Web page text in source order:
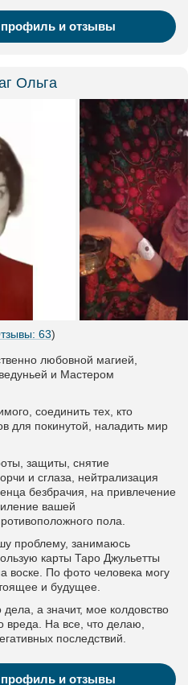
и отзывы
Ольга
63)
любовной магией,
и Мастером
соединить тех, кто
для покинутой, наладить мир
защиты, снятие
и сглаза, нейтрализация
безбрачия, на привлечение
вашей
пола.
проблему, занимаюсь
карты Таро Джульетты
воске. По фото человека могу
и будущее.
а значит, мое колдовство
вреда. На все, что делаю,
последствий.
и отзывы